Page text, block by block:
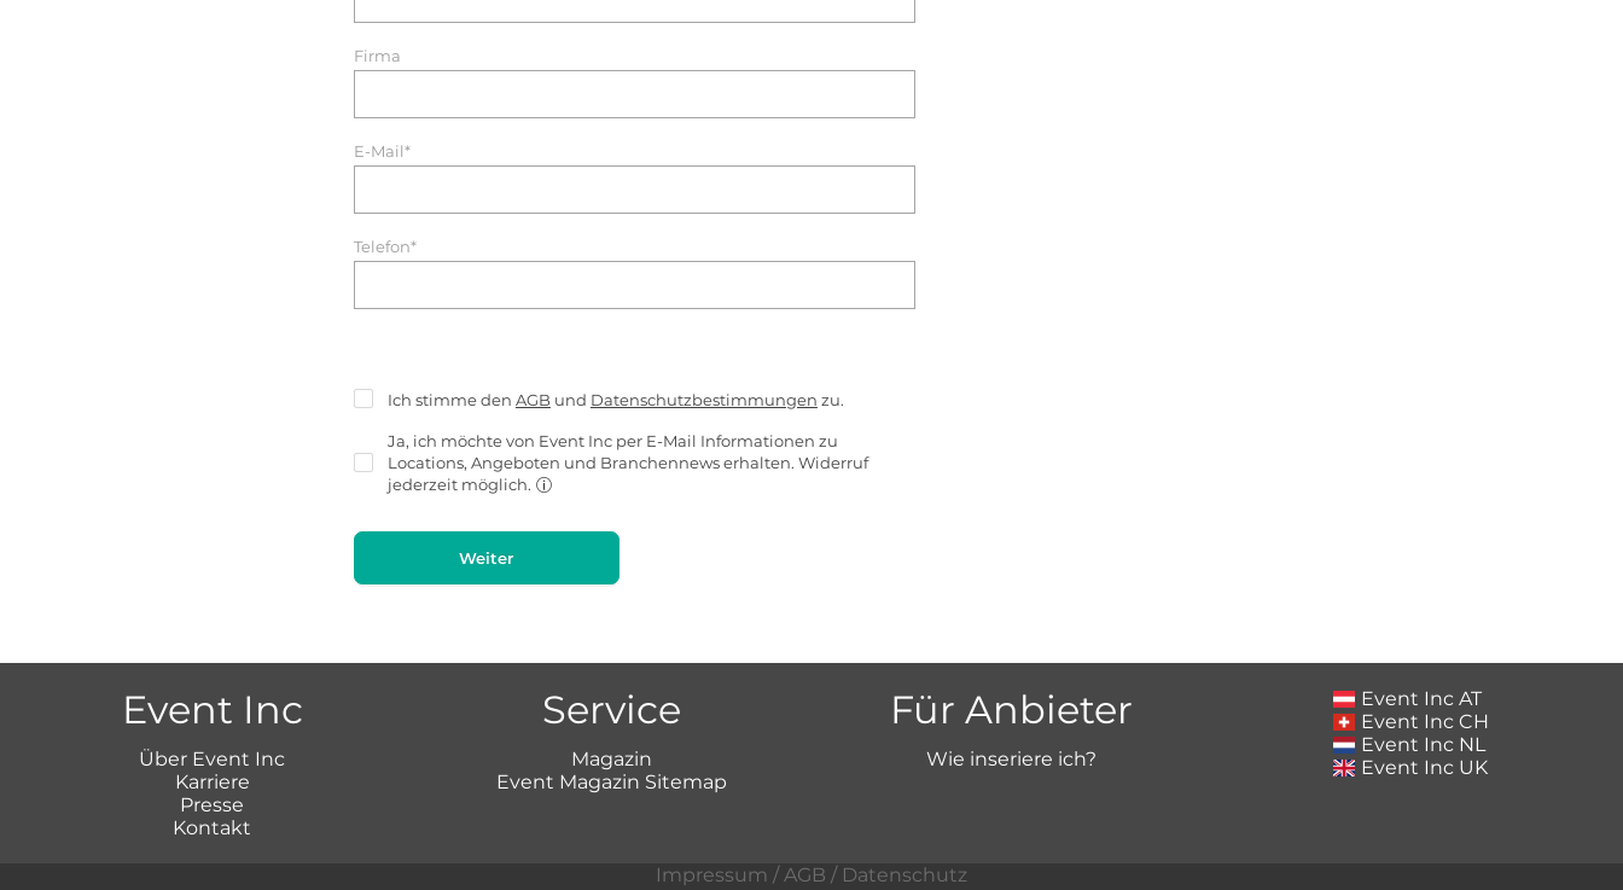
Firma
E-Mail*
Telefon*
Ich stimme den AGB und Datenschutzbestimmungen zu.
Ja, ich möchte von Event Inc per E-Mail Informationen zu
Locations, Angeboten und Branchennews erhalten. Widerruf
jederzeit möglich.
Weiter
Event Inc
Über Event Inc
Karriere
Presse
Kontakt
Service
Magazin
Event Magazin Sitemap
Für Anbieter
Wie inseriere ich?
Event Inc AT
Event Inc CH
Event Inc NL
Event Inc UK
Impressum /AGB / Datenschutz